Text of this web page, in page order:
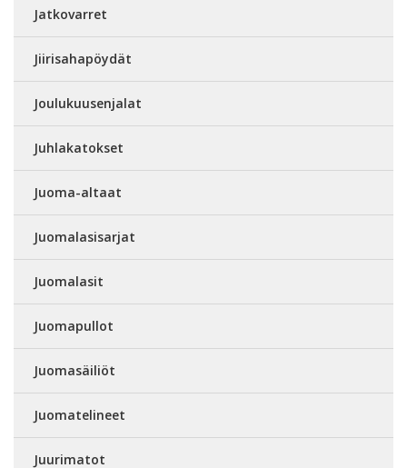
Jatkovarret
Jiirisahapöydät
Joulukuusenjalat
Juhlakatokset
Juoma-altaat
Juomalasisarjat
Juomalasit
Juomapullot
Juomasäiliöt
Juomatelineet
Juurimatot